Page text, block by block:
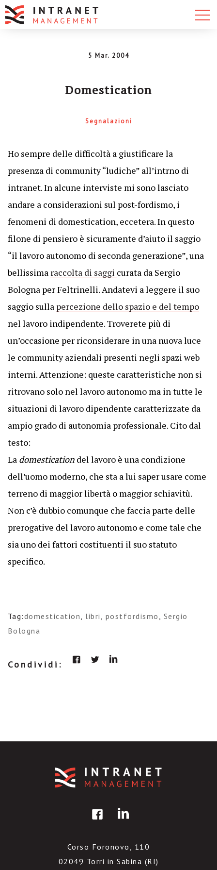
5 Mar. 2004
Domestication
Segnalazioni
Ho sempre delle difficoltà a giustificare la
presenza di community “ludiche” all’intrno di
intranet. In alcune interviste mi sono lasciato
andare a considerazioni sul post-fordismo, i
fenomeni di domestication, eccetera. In questo
filone di pensiero è sicuramente d’aiuto il saggio
“il lavoro autonomo di seconda generazione”, una
bellissima raccolta di saggi curata da Sergio
Bologna per Feltrinelli. Andatevi a leggere il suo
saggio sulla percezione dello spazio e del tempo
nel lavoro indipendente. Troverete più di
un’occasione per riconsiderare in una nuova luce
le community aziendali presenti negli spazi web
interni. Attenzione: queste caratteristiche non si
ritrovano solo nel lavoro autonomo ma in tutte le
situazioni di lavoro dipendente caratterizzate da
ampio grado di autonomia professionale. Cito dal
testo:
Ladomestication del lavoro è una condizione
dell’uomo moderno, che sta a lui saper usare come
terreno di maggior libertà o maggior schiavitù.
Non c’è dubbio comunque che faccia parte delle
prerogative del lavoro autonomo e come tale che
sia uno dei fattori costituenti il suo statuto
specifico.
Tag:domestication, libri , postfordismo , Sergio
Bologna
Condividi:
Corso Foronovo, 110
02049 Torri in Sabina (RI)